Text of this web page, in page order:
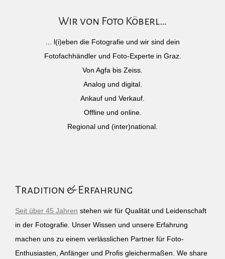
Wir von Foto Köberl…
... l(i)eben die Fotografie und wir sind dein
Fotofachhändler und Foto-Experte in Graz.
Von Agfa bis Zeiss.
Analog und digital.
Ankauf und Verkauf.
Offline und online.
Regional und (inter)national.
Tradition & Erfahrung
Seit über 45 Jahren stehen wir für Qualität und Leidenschaft
in der Fotografie. Unser Wissen und unsere Erfahrung
machen uns zu einem verlässlichen Partner für Foto-
Enthusiasten, Anfänger und Profis gleichermaßen. We share